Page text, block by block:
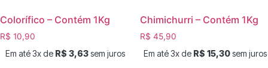
Colorífico – Contém 1Kg
R$ 10,90
Em até 3x de R$ 3,63sem juros
Chimichurri – Contém 1Kg
R$ 45,90
Em até 3x de R$ 15,30sem juros